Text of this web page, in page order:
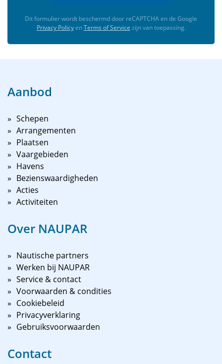
Dit formulier wordt beschermd door reCAPTCHA en de Google
Privacy PolicyenTerms of Service zijn van toepassing.
Aanbod
Schepen
Arrangementen
Plaatsen
Vaargebieden
Havens
Bezienswaardigheden
Acties
Activiteiten
Over NAUPAR
Nautische partners
Werken bij NAUPAR
Service & contact
Voorwaarden & condities
Cookiebeleid
Privacyverklaring
Gebruiksvoorwaarden
Contact